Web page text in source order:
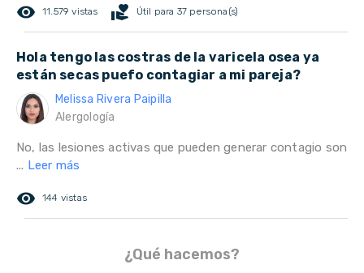
remove_red_eye 11.579 vistas volunteer_activism Útil para 37 persona(s)
Hola tengo las costras de la varicela osea ya
están secas puefo contagiar a mi pareja?
Melissa Rivera Paipilla
Alergología
No, las lesiones activas que pueden generar contagio son
... Leer más
remove_red_eye 144 vistas
¿Qué hacemos?